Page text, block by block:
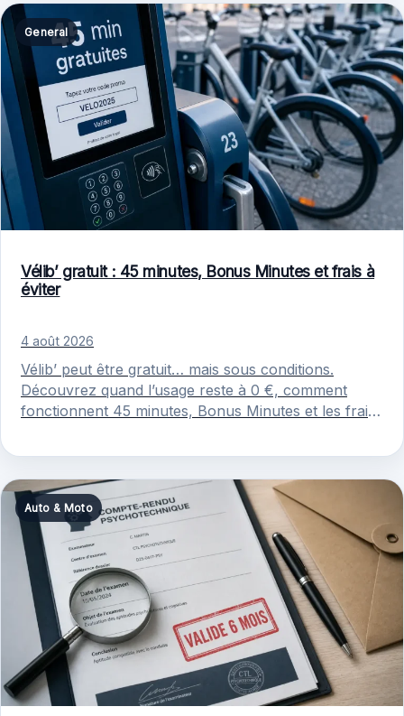
General
Vélib’ gratuit : 45 minutes, Bonus Minutes et frais à
éviter
4 août 2026
Vélib’ peut être gratuit… mais sous conditions.
Découvrez quand l’usage reste à 0 €, comment
fonctionnent 45 minutes, Bonus Minutes et les frais
Auto & Moto